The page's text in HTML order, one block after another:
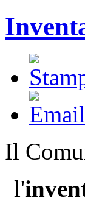
Il
l'